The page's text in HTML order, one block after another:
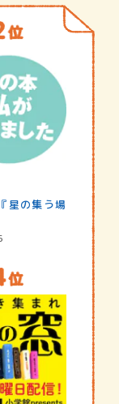
星の集う場